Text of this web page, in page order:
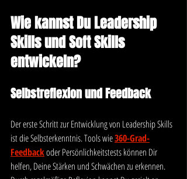
Wie kannst Du Leadership
Skills und Soft Skills
entwickeln?
Selbstreflexion und Feedback
Der erste Schritt zur Entwicklung von Leadership Skills
ist die Selbsterkenntnis. Tools wie 360-Grad-
Feedback oder Persönlichkeitstests können Dir
helfen, Deine Stärken und Schwächen zu erkennen.